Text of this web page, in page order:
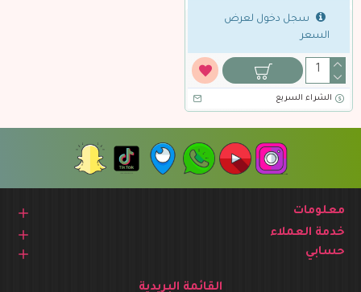
سجل دخول لعرض
السعر
الشراء السريع
معلومات
خدمة العملاء
حسابي
القائمة البريدية